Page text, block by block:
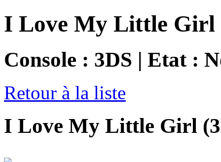
I Love My Little Girl
Console : 3DS | Etat :
Retour à la liste
I Love My Little Girl